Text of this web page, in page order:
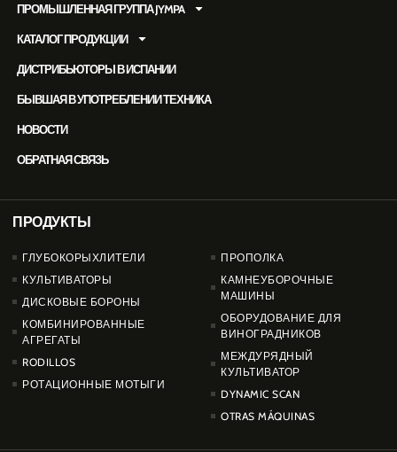
ПРОМЫШЛЕННАЯ ГРУППА JYMPA
КАТАЛОГ ПРОДУКЦИИ
ДИСТРИБЬЮТОРЫ В ИСПАНИИ
БЫВШАЯ В УПОТРЕБЛЕНИИ ТЕХНИКА
НОВОСТИ
ОБРАТНАЯ СВЯЗЬ
ПРОДУКТЫ
ГЛУБОКОРЫХЛИТЕЛИ
КУЛЬТИВАТОРЫ
ДИСКОВЫЕ БОРОНЫ
КОМБИНИРОВАННЫЕ
АГРЕГАТЫ
RODILLOS
РОТАЦИОННЫЕ МОТЫГИ
ПРОПОЛКА
КАМНЕУБОРОЧНЫЕ
МАШИНЫ
ОБОРУДОВАНИЕ ДЛЯ
ВИНОГРАДНИКОВ
МЕЖДУРЯДНЫЙ
КУЛЬТИВАТОР
DYNAMIC SCAN
OTRAS MÁQUINAS